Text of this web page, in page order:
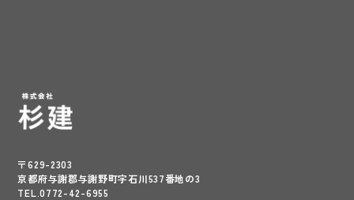
〒629-2303
京都府与謝郡与謝野町字石川537番地の3
TEL.0772-42-6955